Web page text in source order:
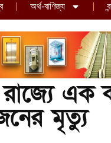
অর্থ-বাণিজ্য
রাজ্যে এক
মৃত্যু